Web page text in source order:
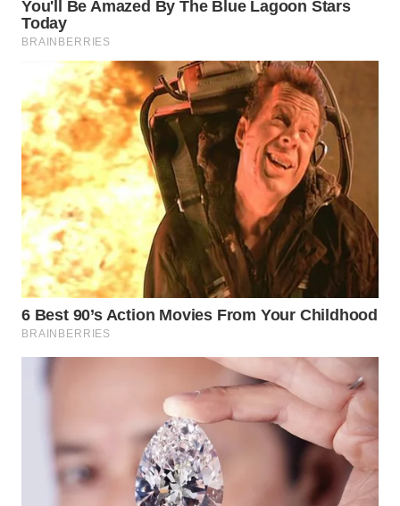
WN
KALTIM
WN
SULSEL
WN
GORONTALO
WN
SULUT
WN
MALUKU
WN
DAIRI
WN